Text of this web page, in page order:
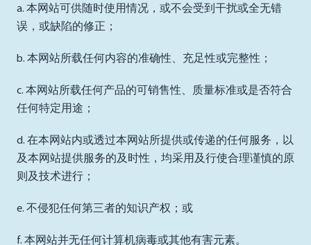
a. 本网站可供随时使用情况，或不会受到干扰或全无错
误，或缺陷的修正；
b. 本网站所载任何内容的准确性、充足性或完整性；
c. 本网站所载任何产品的可销售性、质量标准或是否符合
任何特定用途；
d. 在本网站内或透过本网站所提供或传递的任何服务，以
及本网站提供服务的及时性，均采用及行使合理谨慎的原
则及技术进行；
e. 不侵犯任何第三者的知识产权；或
f. 本网站并无任何计算机病毒或其他有害元素。